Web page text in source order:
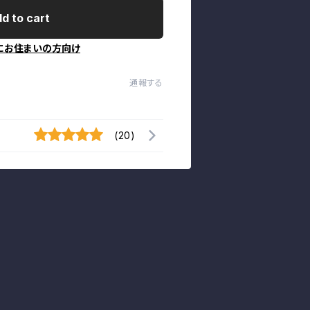
to cart
お住まいの方向け
通報する
(20)